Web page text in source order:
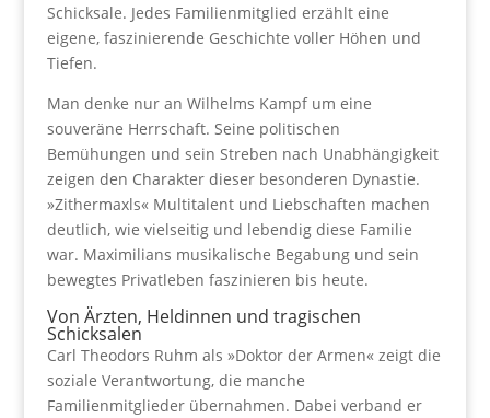
Schicksale. Jedes Familienmitglied erzählt eine
eigene, faszinierende Geschichte voller Höhen und
Tiefen.
Man denke nur an Wilhelms Kampf um eine
souveräne Herrschaft. Seine politischen
Bemühungen und sein Streben nach Unabhängigkeit
zeigen den Charakter dieser besonderen Dynastie.
»Zithermaxls« Multitalent und Liebschaften machen
deutlich, wie vielseitig und lebendig diese Familie
war. Maximilians musikalische Begabung und sein
bewegtes Privatleben faszinieren bis heute.
Von Ärzten, Heldinnen und tragischen
Schicksalen
Carl Theodors Ruhm als »Doktor der Armen« zeigt die
soziale Verantwortung, die manche
Familienmitglieder übernahmen. Dabei verband er